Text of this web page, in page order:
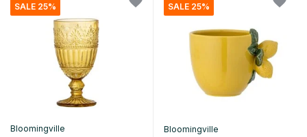
SALE 25%
Bloomingville
SALE 25%
Bloomingville